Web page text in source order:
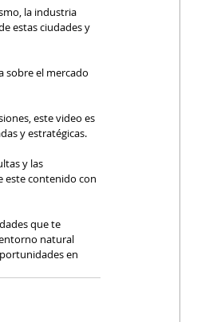
la industria
estas ciudades y
sobre el mercado
este video es
y estratégicas.
y las
este contenido con
que te
natural
en